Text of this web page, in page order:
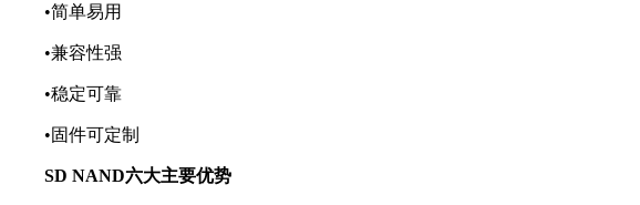
•简单易用
•兼容性强
•稳定可靠
•固件可定制
SD NAND六大主要优势